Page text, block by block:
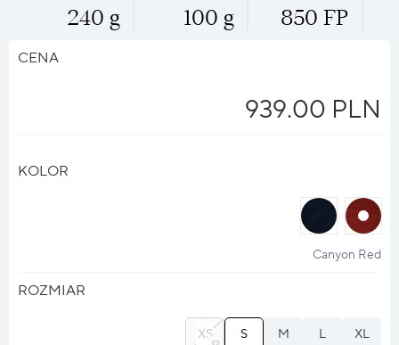
240 g 850 FP
100 g
CENA
939.00 PLN
KOLOR
halo
halo
?
Canyon Red
ROZMIAR
XL
L
M
S
XS